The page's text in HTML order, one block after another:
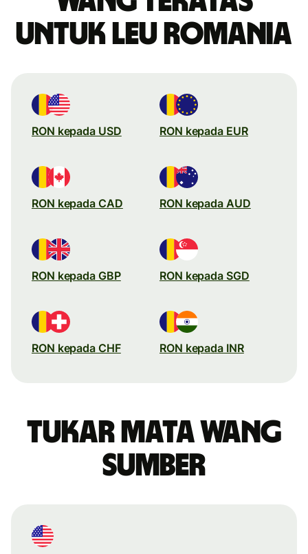
untuk leu Romania
RON kepada USD RON kepada EUR
RON kepada CAD RON kepada AUD
RON kepada GBP RON kepada SGD
RON kepada CHF RON kepada INR
Tukar mata wang
sumber